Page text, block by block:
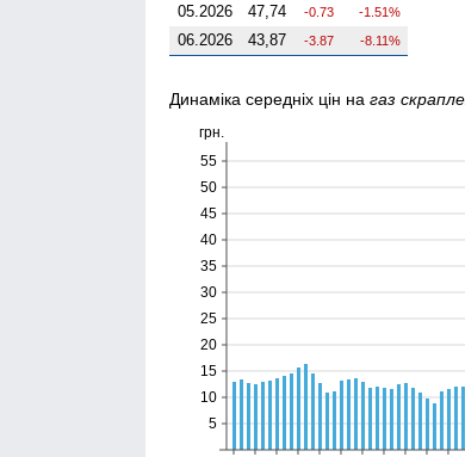
05.2026 47,74 -0.73 -1.51%
06.2026 43,87 -3.87 -8.11%
Динаміка середніх цін на газ
5
10
15
20
25
30
35
40
45
50
55
грн.